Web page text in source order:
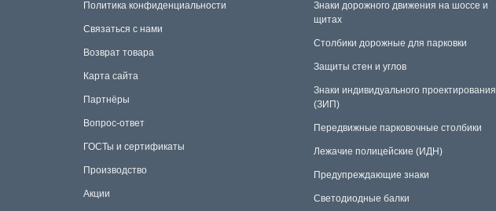
Политика конфиденциальности
Связаться с нами
Возврат товара
Карта сайта
Партнёры
Вопрос-ответ
ГОСТы и сертификаты
Производство
Акции
Знаки дорожного движения на шоссе и
щитах
Столбики дорожные для парковки
Защиты стен и углов
Знаки индивидуального проектирования
(ЗИП)
Передвижные парковочные столбики
Лежачие полицейские (ИДН)
Предупреждающие знаки
Светодиодные балки